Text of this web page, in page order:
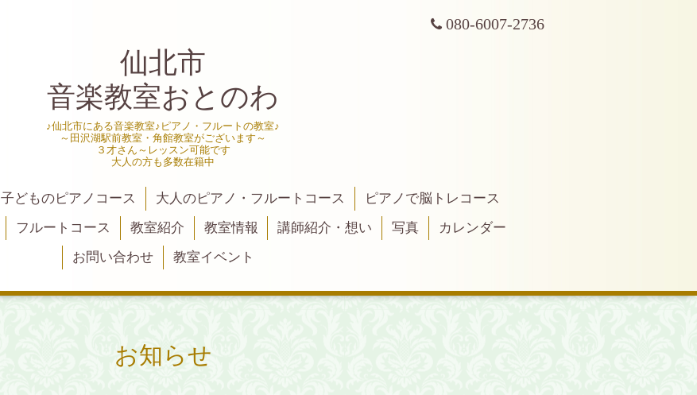
080-6007-2736
仙北市
音楽教室おとのわ
♪仙北市にある音楽教室♪ピアノ・フルートの教室♪
～田沢湖駅前教室・角館教室がございます～
３才さん～レッスン可能です
大人の方も多数在籍中
子どものピアノコース 大人のピアノ・フルートコース
ピアノで脳トレコース
フルートコース 教室紹介 教室情報 講師紹介・想い 写真
カレンダー
お問い合わせ
教室イベント
お知らせ